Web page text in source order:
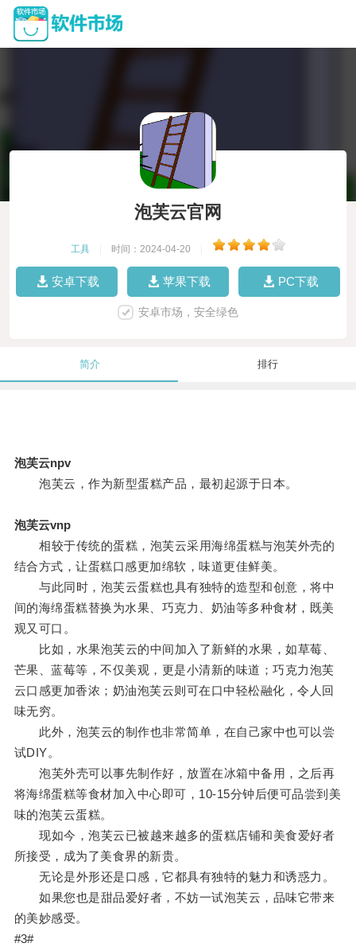
泡芙云官网
工具 时间：2024-04-20
安卓下载 苹果下载 PC下载
安卓市场，安全绿色
简介 排行
泡芙云npv
泡芙云，作为新型蛋糕产品，最初起源于日本。
泡芙云vnp
相较于传统的蛋糕，泡芙云采用海绵蛋糕与泡芙外壳的
结合方式，让蛋糕口感更加绵软，味道更佳鲜美。
与此同时，泡芙云蛋糕也具有独特的造型和创意，将中
间的海绵蛋糕替换为水果、巧克力、奶油等多种食材，既美
观又可口。
比如，水果泡芙云的中间加入了新鲜的水果，如草莓、
芒果、蓝莓等，不仅美观，更是小清新的味道；巧克力泡芙
云口感更加香浓；奶油泡芙云则可在口中轻松融化，令人回
味无穷。
此外，泡芙云的制作也非常简单，在自己家中也可以尝
试DIY。
泡芙外壳可以事先制作好，放置在冰箱中备用，之后再
将海绵蛋糕等食材加入中心即可，10-15分钟后便可品尝到美
味的泡芙云蛋糕。
现如今，泡芙云已被越来越多的蛋糕店铺和美食爱好者
所接受，成为了美食界的新贵。
无论是外形还是口感，它都具有独特的魅力和诱惑力。
如果您也是甜品爱好者，不妨一试泡芙云，品味它带来
的美妙感受。
#3#